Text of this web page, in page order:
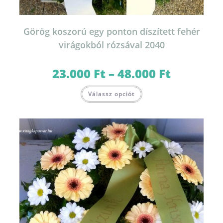
Görög koszorú egy ponton díszített fehér
virágokból rózsával 2040
23.000 Ft–48.000 Ft23.000 Ft
Válassz opciót a
van.
A
változatok
a
termékoldalon
választhatók
ki